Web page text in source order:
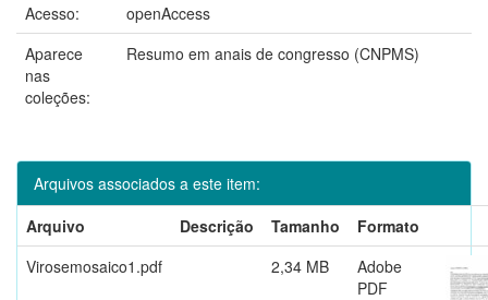
Acesso:
openAccess
Aparece
nas
coleções:
Resumo em anais de congresso (CNPMS)
Arquivos associados a este item:
Arquivo
Descrição Tamanho
Formato
Virosemosaico1.pdf
2,34 MB
Adobe
PDF